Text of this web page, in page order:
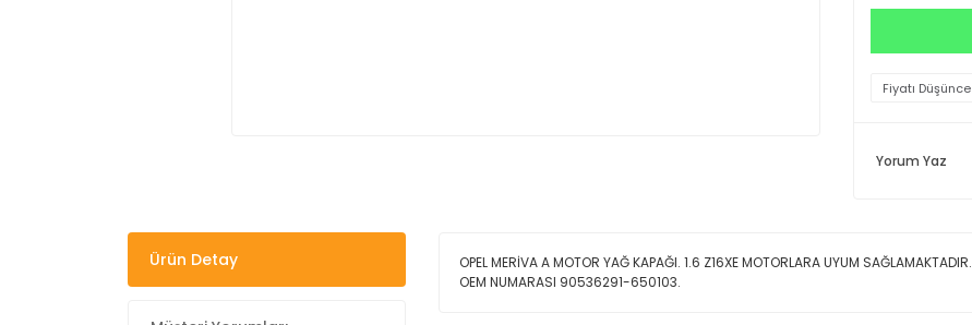
Fiyatı
Yorum Yaz
Ürün Detay
OPEL MERİVA A MOTOR YAĞ KAPAĞI. 1.6 Z16XE MOTORLARA UYUM
OEM NUMARASI 90536291-650103.